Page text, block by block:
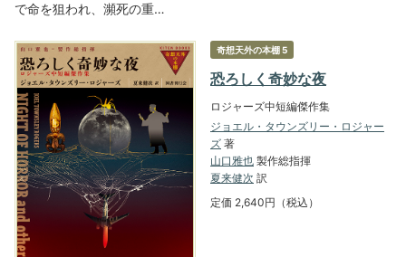
で命を狙われ、瀕死の重…
奇想天外の本棚 5
恐ろしく奇妙な夜
ロジャーズ中短編傑作集
ジョエル・タウンズリー・ロジャー
ズ 著
山口雅也 製作総指揮
夏来健次 訳
定価 2,640円（税込）